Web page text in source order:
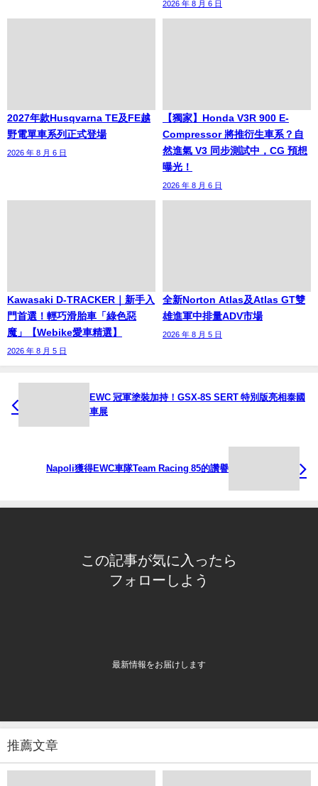
2026 年 8 月 6 日
2027年款Husqvarna TE及FE越
野電單車系列正式登場
2026 年 8 月 6 日
【獨家】Honda V3R 900 E-
Compressor 將推衍生車系？自
然進氣 V3 同步測試中，CG 預想
曝光！
2026 年 8 月 6 日
Kawasaki D-TRACKER｜新手入
門首選！輕巧滑胎車「綠色惡
魔」【Webike愛車精選】
2026 年 8 月 5 日
全新Norton Atlas及Atlas GT雙
雄進軍中排量ADV市場
2026 年 8 月 5 日
EWC 冠軍塗裝加持！GSX-8S SERT 特別版亮相泰國
車展
Napoli獲得EWC車隊Team Racing 85的讚譽
この記事が気に入ったら
フォローしよう
最新情報をお届けします
推薦文章